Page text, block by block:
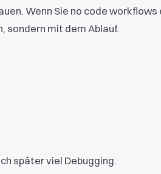
Wenn Sie no code
sondern mit dem Ablauf.
später viel Debugging.